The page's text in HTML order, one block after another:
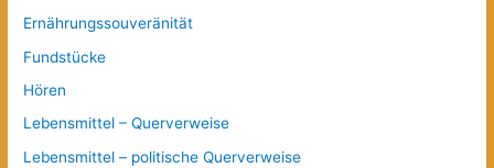
Ernährungssouveränität
Fundstücke
Hören
Lebensmittel – Querverweise
Lebensmittel – politische Querverweise